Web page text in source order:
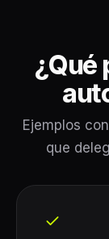
¿Qué
Ejemplos
que